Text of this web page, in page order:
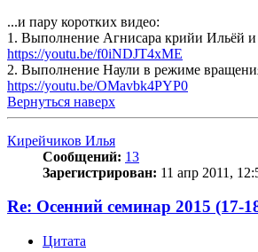
...и пару коротких видео:
1. Выполнение Агнисара крийи Ильёй
https://youtu.be/f0iNDJT4xME
2. Выполнение Наули в режиме
https://youtu.be/OMavbk4PYP0
Вернуться наверх
Кирейчиков Илья
Сообщений: 13
Зарегистрирован: 11 апр 2011,
Re: Осенний семинар 2015 (17-
Цитата